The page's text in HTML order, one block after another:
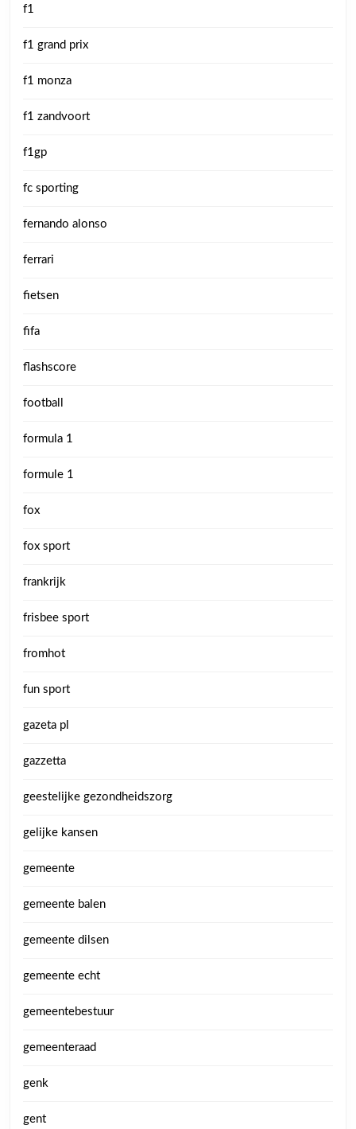
f1
f1 grand prix
f1 monza
f1 zandvoort
f1gp
fc sporting
fernando alonso
ferrari
fietsen
fifa
flashscore
football
formula 1
formule 1
fox
fox sport
frankrijk
frisbee sport
fromhot
fun sport
gazeta pl
gazzetta
geestelijke gezondheidszorg
gelijke kansen
gemeente
gemeente balen
gemeente dilsen
gemeente echt
gemeentebestuur
gemeenteraad
genk
gent